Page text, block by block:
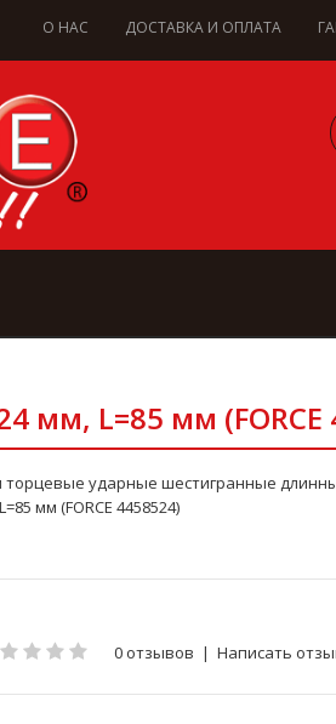
О НАС ДОСТАВКА И ОПЛАТА
мм, L=85 мм (FORCE
торцевые ударные шестигранные
мм (FORCE 4458524)
0 отзывов | Написать